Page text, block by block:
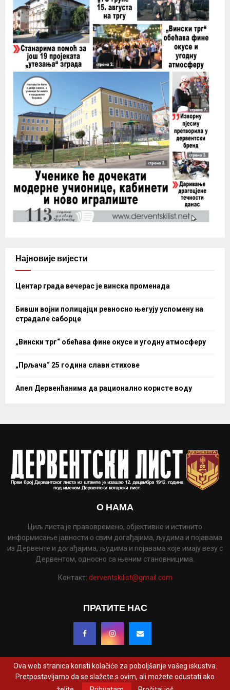
Најновије вијести
Центар града вечерас је винска променада
Бивши војни полицајци ревносно његују успомену на
страдале саборце
„Вински трг“ обећава фине окусе и угодну атмосферу
„Прљача“ 25 година слави стихове
Апел Дервенћанима да рационално користе воду
О НАМА
Циљ листа је правовремено, објективно и истинито
информисање јавности о свим догађајима, људима и појавама
из Дервенте и догађајима, људима и појавама које имају везу с
Дервентом, односно са њеним становницима.
Контакт: derventskilist@gmail.com
ПРАТИТЕ НАС
@2022 - www.derventskilist.net. Сва права задржана. Дизајнирао и развио
Ova web stranica koristi kolačiće za poboljšanje vašeg iskustva.
Pretpostavljamo da se slažete s ovim, ali možete odustati ako